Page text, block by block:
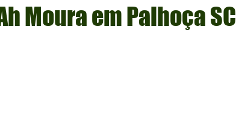
Moura em Palhoça SC